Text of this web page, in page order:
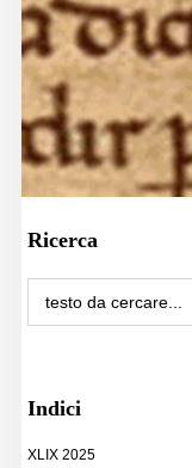
Ricerca
Indici
XLIX 2025